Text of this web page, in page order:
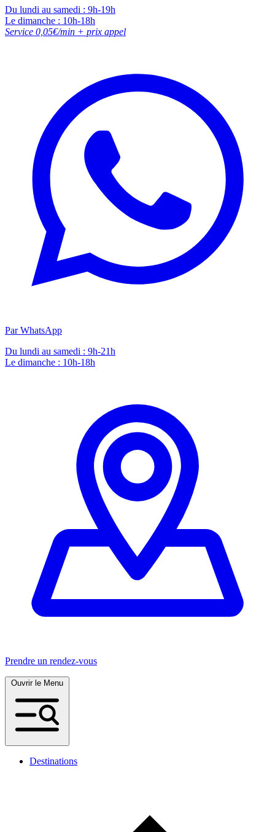
Du lundi au samedi : 9h-19h
Le dimanche : 10h-18h
Service 0,05€/min + prix appel
Par WhatsApp
Du lundi au samedi : 9h-21h
Le dimanche : 10h-18h
Prendre un rendez-vous
Destinations